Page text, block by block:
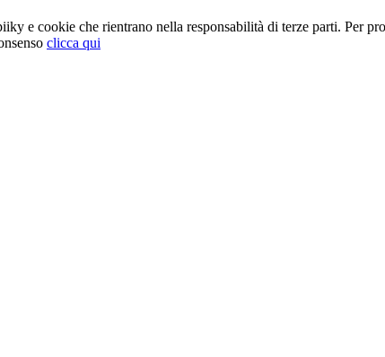
e cookie che rientrano nella responsabilità di terze parti. Per
clicca qui